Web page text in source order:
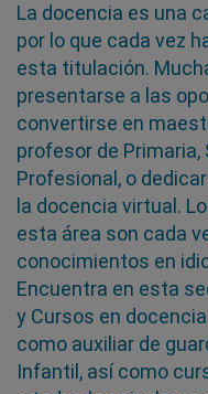
La docencia es una
por lo que cada vez
esta titulación.
presentarse a las
convertirse en
profesor de Primaria,
Profesional, o
la docencia virtual.
esta área son cada
conocimientos en
Encuentra en esta
y Cursos en
como auxiliar de
Infantil, así como